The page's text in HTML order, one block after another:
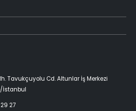
Tavukçuyolu Cd. Altunlar İş Merkezi
İstanbul
27